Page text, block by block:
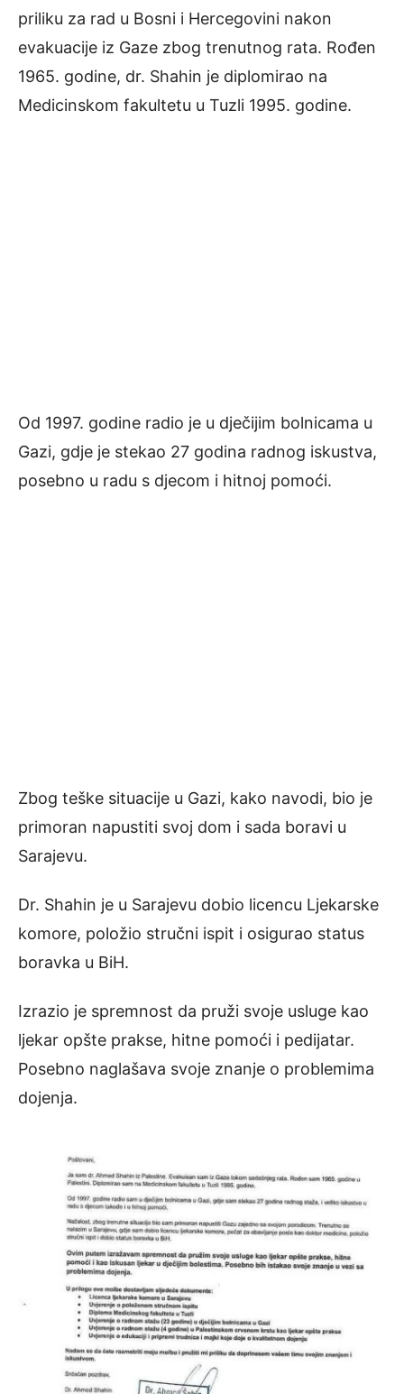
priliku za rad u Bosni i Hercegovini nakon
evakuacije iz Gaze zbog trenutnog rata. Rođen
1965. godine, dr. Shahin je diplomirao na
Medicinskom fakultetu u Tuzli 1995. godine.
Od 1997. godine radio je u dječijim bolnicama u
Gazi, gdje je stekao 27 godina radnog iskustva,
posebno u radu s djecom i hitnoj pomoći.
Zbog teške situacije u Gazi, kako navodi, bio je
primoran napustiti svoj dom i sada boravi u
Sarajevu.
Dr. Shahin je u Sarajevu dobio licencu Ljekarske
komore, položio stručni ispit i osigurao status
boravka u BiH.
Izrazio je spremnost da pruži svoje usluge kao
ljekar opšte prakse, hitne pomoći i pedijatar.
Posebno naglašava svoje znanje o problemima
dojenja.